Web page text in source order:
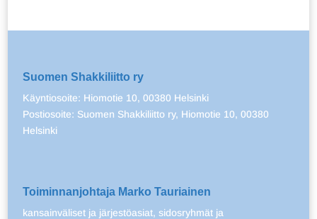
Suomen Shakkiliitto ry
Käyntiosoite: Hiomotie 10, 00380 Helsinki
Postiosoite: Suomen Shakkiliitto ry, Hiomotie 10, 00380
Helsinki
Toiminnanjohtaja Marko Tauriainen
kansainväliset ja järjestöasiat, sidosryhmät ja